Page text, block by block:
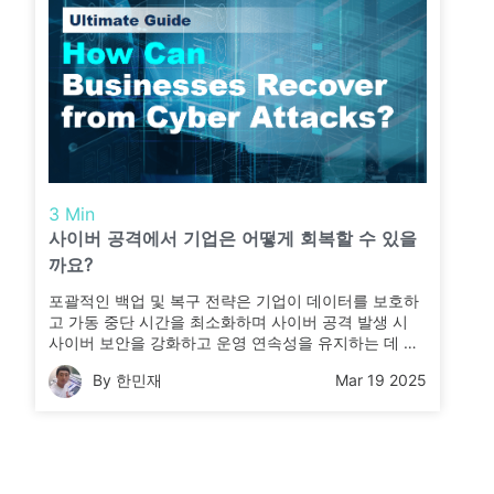
3 Min
사이버 공격에서 기업은 어떻게 회복할 수 있을
까요?
포괄적인 백업 및 복구 전략은 기업이 데이터를 보호하
고 가동 중단 시간을 최소화하며 사이버 공격 발생 시
사이버 보안을 강화하고 운영 연속성을 유지하는 데 있
어 필수적입니다.
By 한민재
Mar 19 2025